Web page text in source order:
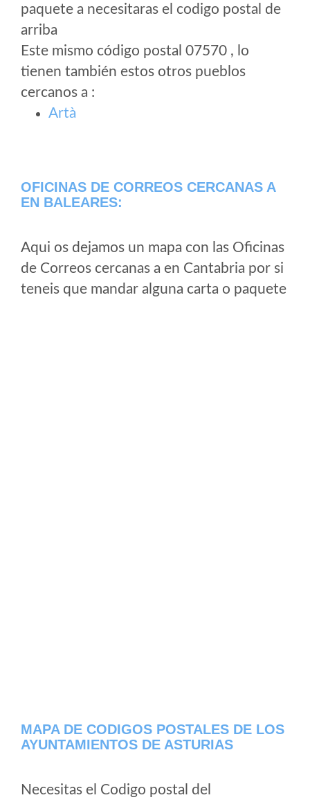
paquete a necesitaras el codigo postal de
arriba
Este mismo código postal 07570 , lo
tienen también estos otros pueblos
cercanos a :
Artà
OFICINAS DE CORREOS CERCANAS A
EN BALEARES:
Aqui os dejamos un mapa con las Oficinas
de Correos cercanas a en Cantabria por si
teneis que mandar alguna carta o paquete
MAPA DE CODIGOS POSTALES DE LOS
AYUNTAMIENTOS DE ASTURIAS
Necesitas el Codigo postal del